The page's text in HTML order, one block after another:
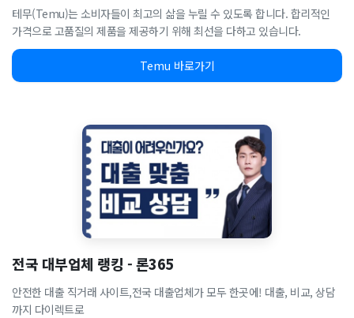
테무(Temu)는 소비자들이 최고의 삶을 누릴 수 있도록 합니다. 합리적인
가격으로 고품질의 제품을 제공하기 위해 최선을 다하고 있습니다.
Temu 바로가기
전국 대부업체 랭킹 - 론365
안전한 대출 직거래 사이트,전국 대출업체가 모두 한곳에! 대출, 비교, 상담
까지 다이렉트로